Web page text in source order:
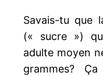
Savais-tu que
(« sucre »)
adulte moyen
grammes?